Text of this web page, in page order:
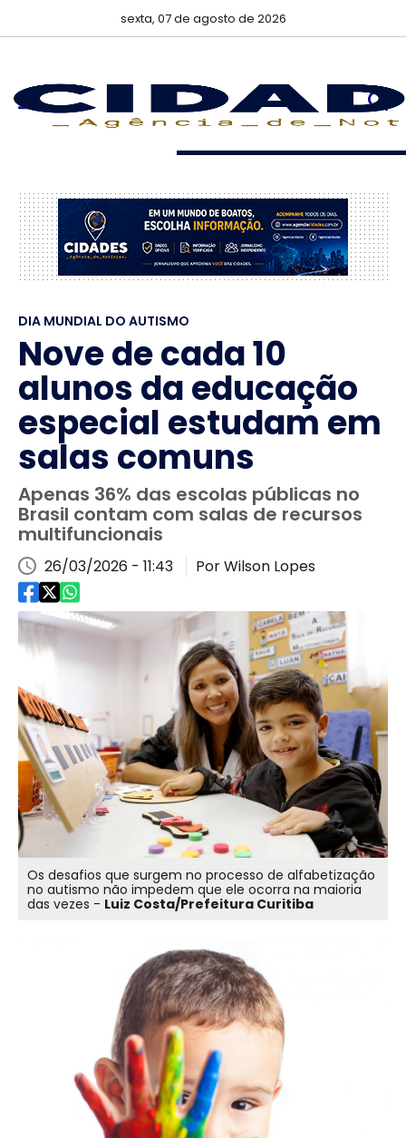
sexta, 07 de agosto de 2026
DIA MUNDIAL DO AUTISMO
Nove de cada 10
alunos da educação
especial estudam em
salas comuns
Apenas 36% das escolas públicas no
Brasil contam com salas de recursos
multifuncionais
26/03/2026 - 11:43 Por Wilson Lopes
Os desafios que surgem no processo de alfabetização
no autismo não impedem que ele ocorra na maioria
das vezes - Luiz Costa/Prefeitura Curitiba